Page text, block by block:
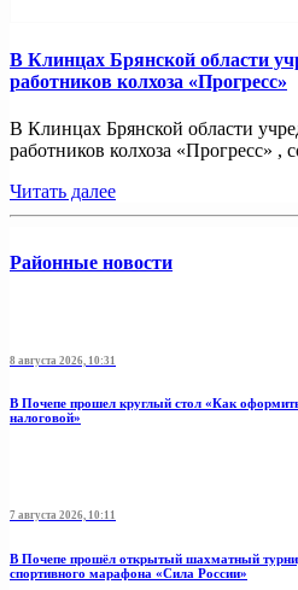
В Клинцах Брянской области
работников колхоза «Прогресс»
В Клинцах Брянской области
работников колхоза «Прогресс» ,
Читать далее
Районные новости
8 августа 2026, 10:31
В Почепе прошел круглый стол «Как
налоговой»
7 августа 2026, 10:11
В Почепе прошёл открытый шахматный
спортивного марафона «Сила России»